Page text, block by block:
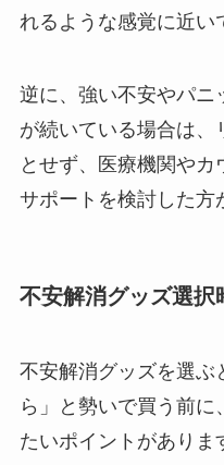
れるような感覚に近い
逆に、強い不安やパニ
が続いている場合は、
とせず、医療機関や
サポートを検討した方
不安解消グッズ選択
不安解消グッズを選ぶ
ら」と勢いで買う前に
たいポイントがありま